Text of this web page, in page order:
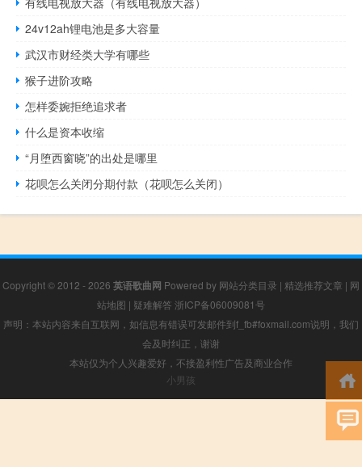
24v12ah锂电池是多大容量
武汉市财经类大学有哪些
猴子进阶攻略
怎样委婉拒绝追求者
什么是资本收缩
“月堕西窗晓”的出处是哪里
花呗怎么关闭分期付款（花呗怎么关闭）
Copyright © 2012 - 2026 英语歌曲网 Powered by 网站分类目录 | 精选推荐文章 | 网
站地图 | 疑难解答 浙ICP备06009081号
声明：本站内容来自互联网，如信息有错误可发邮件到f_fb#foxmail.com说明，我们
会及时纠正，谢谢
本站仅为个人兴趣爱好，不接盈利性广告及商业合作
小男孩